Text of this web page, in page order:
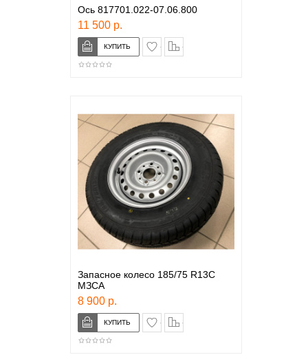
Ось 817701.022-07.06.800
11 500 р.
в закладки
Запасное колесо 185/75 R13C
МЗСА
8 900 р.
в закладки